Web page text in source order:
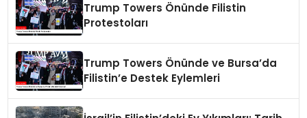
Trump Towers Önünde Filistin
Protestoları
Trump Towers Önünde ve Bursa’da
Filistin’e Destek Eylemleri